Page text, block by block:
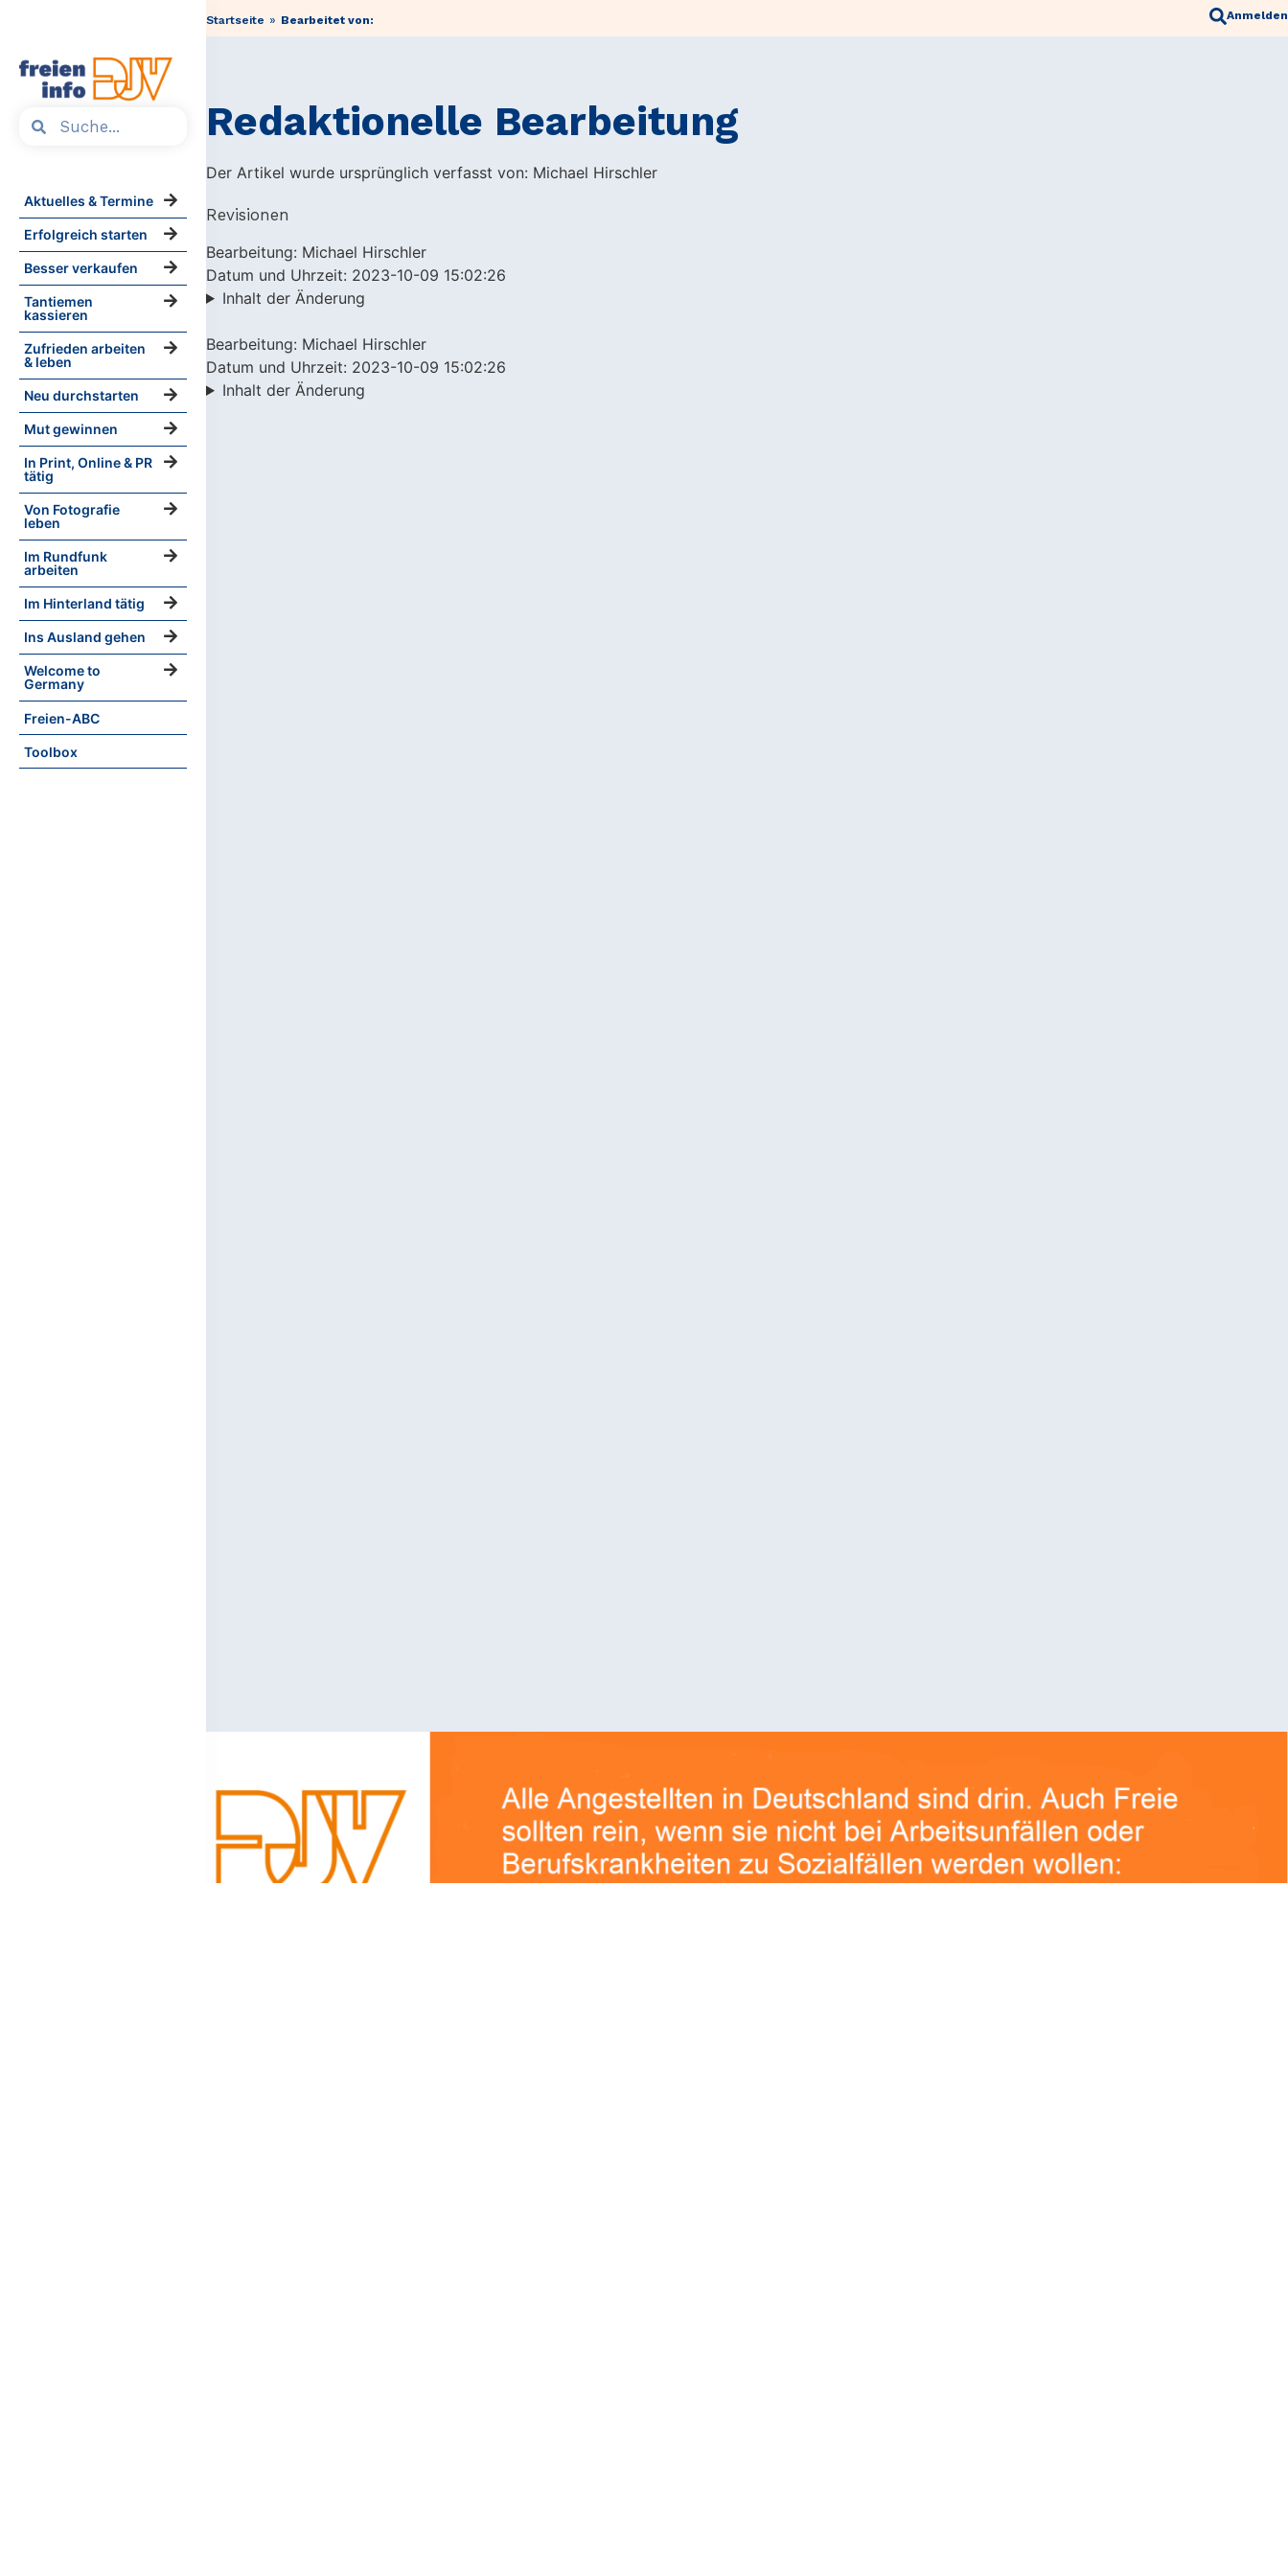
Aktuelles & Termine
Erfolgreich starten
Besser verkaufen
Tantiemen
kassieren
Zufrieden arbeiten
& leben
Neu durchstarten
Mut gewinnen
In Print, Online & PR
tätig
Von Fotografie
leben
Im Rundfunk
arbeiten
Im Hinterland tätig
Ins Ausland gehen
Welcome to
Germany
Freien-ABC
Toolbox
Startseite » Bearbeitet von: Anmelden
Redaktionelle Bearbeitung
Der Artikel wurde ursprünglich verfasst von: Michael Hirschler
Revisionen
Bearbeitung: Michael Hirschler
Datum und Uhrzeit: 2023-10-09 15:02:26
Inhalt der Änderung
Bearbeitung: Michael Hirschler
Datum und Uhrzeit: 2023-10-09 15:02:26
Inhalt der Änderung